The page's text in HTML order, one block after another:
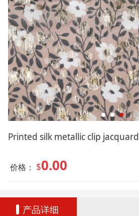
Printed silk metallic clip jacquard
价格： $0.00
产品详细